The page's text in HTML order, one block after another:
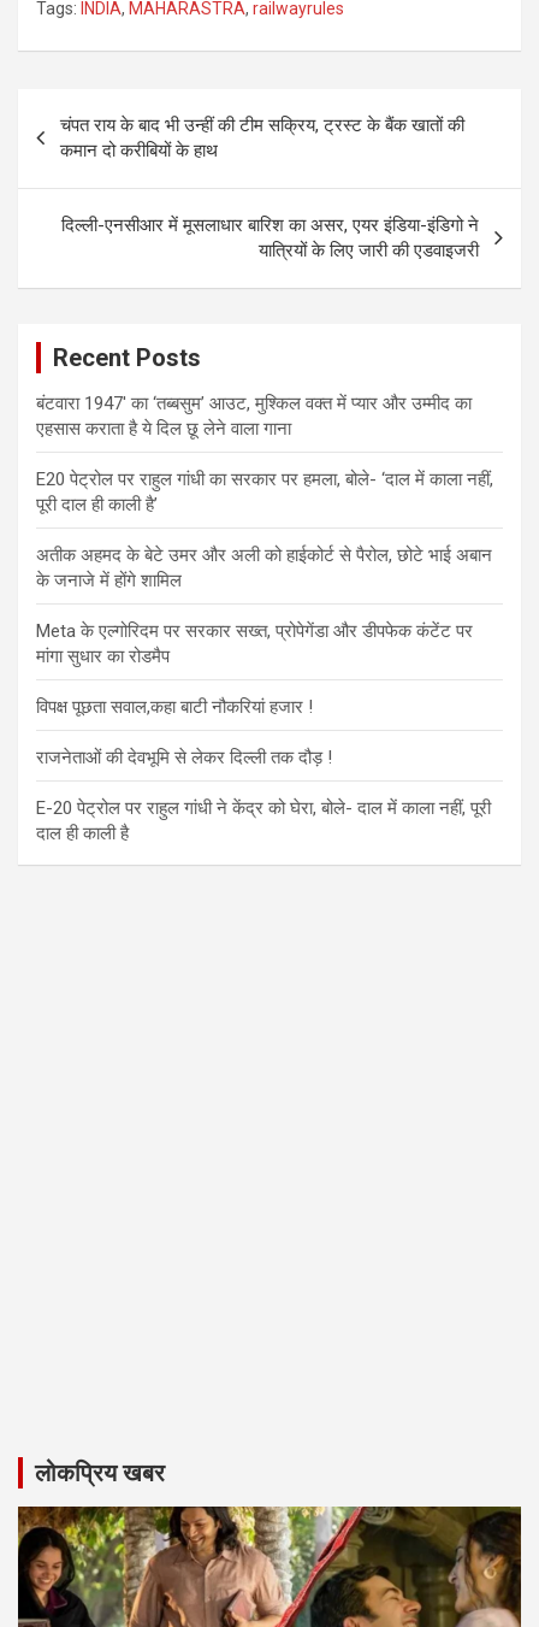
Tags: INDIA, MAHARASTRA, railwayrules
Post
navigation
चंपत राय के बाद भी उन्हीं की टीम सक्रिय, ट्रस्ट के बैंक खातों की
कमान दो करीबियों के हाथ
दिल्ली-एनसीआर में मूसलाधार बारिश का असर, एयर इंडिया-इंडिगो ने
यात्रियों के लिए जारी की एडवाइजरी
Recent Posts
बंटवारा 1947′ का ‘तब्बसुम’ आउट, मुश्किल वक्त में प्यार और उम्मीद का
एहसास कराता है ये दिल छू लेने वाला गाना
E20 पेट्रोल पर राहुल गांधी का सरकार पर हमला, बोले- ‘दाल में काला नहीं,
पूरी दाल ही काली है’
अतीक अहमद के बेटे उमर और अली को हाईकोर्ट से पैरोल, छोटे भाई अबान
के जनाजे में होंगे शामिल
Meta के एल्गोरिदम पर सरकार सख्त, प्रोपेगेंडा और डीपफेक कंटेंट पर
मांगा सुधार का रोडमैप
विपक्ष पूछता सवाल,कहा बाटी नौकरियां हजार !
राजनेताओं की देवभूमि से लेकर दिल्ली तक दौड़ !
E-20 पेट्रोल पर राहुल गांधी ने केंद्र को घेरा, बोले- दाल में काला नहीं, पूरी
दाल ही काली है
लोकप्रिय खबर